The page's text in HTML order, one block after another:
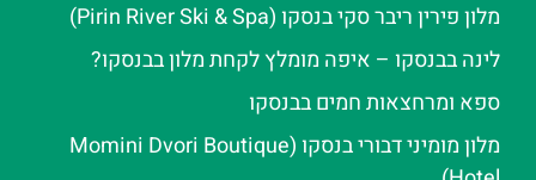
מלון פירין ריבר סקי בנסקו (Pirin River Ski & Spa‬)
לינה בבנסקו – איפה מומלץ לקחת מלון בבנסקו?
ספא ומרחצאות חמים בבנסקו
מלון מומיני דבורי בנסקו (Momini Dvori Boutique